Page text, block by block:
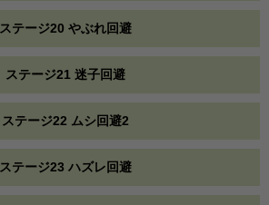
ステージ20 やぶれ回避
ステージ21 迷子回避
ステージ22 ムシ回避2
ステージ23 ハズレ回避